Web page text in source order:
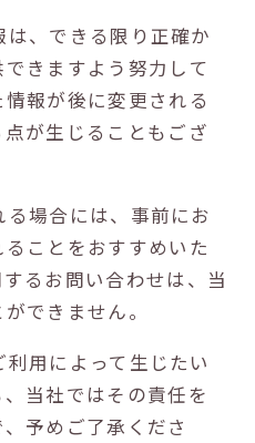
は、できる限り正確か
きますよう努力して
報が後に変更される
が生じることもござ
る場合には、事前にお
ことをおすすめいた
るお問い合わせは、当
できません。
用によって生じたい
当社ではその責任を
予めご了承くださ